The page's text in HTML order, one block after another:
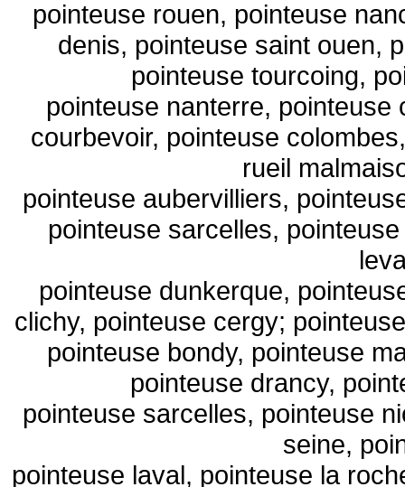
pointeuse rouen, pointeuse
denis, pointeuse saint ouen,
pointeuse tourcoing,
pointeuse nanterre,
courbevoir, pointeuse
rueil
pointeuse aubervilliers,
pointeuse sarcelles,
pointeuse dunkerque,
clichy, pointeuse cergy;
pointeuse bondy, pointeuse
pointeuse drancy,
pointeuse sarcelles, pointeuse
seine,
pointeuse laval, pointeuse la